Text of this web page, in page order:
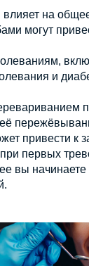
на
могут
и
привести к
первых
вы